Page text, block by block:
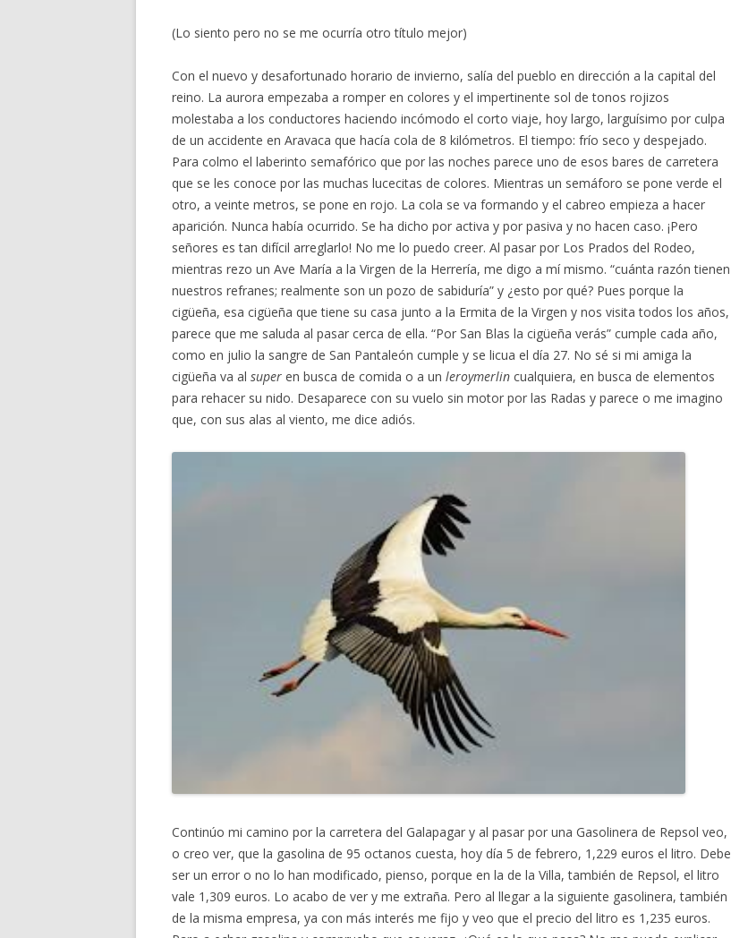
(Lo siento pero no se me ocurría otro título mejor)
Con el nuevo y desafortunado horario de invierno, salía del pueblo en dirección a la capital del
reino. La aurora empezaba a romper en colores y el impertinente sol de tonos rojizos
molestaba a los conductores haciendo incómodo el corto viaje, hoy largo, larguísimo por culpa
de un accidente en Aravaca que hacía cola de 8 kilómetros. El tiempo: frío seco y despejado.
Para colmo el laberinto semafórico que por las noches parece uno de esos bares de carretera
que se les conoce por las muchas lucecitas de colores. Mientras un semáforo se pone verde el
otro, a veinte metros, se pone en rojo. La cola se va formando y el cabreo empieza a hacer
aparición. Nunca había ocurrido. Se ha dicho por activa y por pasiva y no hacen caso. ¡Pero
señores es tan difícil arreglarlo! No me lo puedo creer. Al pasar por Los Prados del Rodeo,
mientras rezo un Ave María a la Virgen de la Herrería, me digo a mí mismo. “cuánta razón tienen
nuestros refranes; realmente son un pozo de sabiduría” y ¿esto por qué? Pues porque la
cigüeña, esa cigüeña que tiene su casa junto a la Ermita de la Virgen y nos visita todos los años,
parece que me saluda al pasar cerca de ella. “Por San Blas la cigüeña verás” cumple cada año,
como en julio la sangre de San Pantaleón cumple y se licua el día 27. No sé si mi amiga la
cigüeña va al super en busca de comida o a un leroymerlin cualquiera, en busca de elementos
para rehacer su nido. Desaparece con su vuelo sin motor por las Radas y parece o me imagino
que, con sus alas al viento, me dice adiós.
Continúo mi camino por la carretera del Galapagar y al pasar por una Gasolinera de Repsol veo,
o creo ver, que la gasolina de 95 octanos cuesta, hoy día 5 de febrero, 1,229 euros el litro. Debe
ser un error o no lo han modificado, pienso, porque en la de la Villa, también de Repsol, el litro
vale 1,309 euros. Lo acabo de ver y me extraña. Pero al llegar a la siguiente gasolinera, también
de la misma empresa, ya con más interés me fijo y veo que el precio del litro es 1,235 euros.